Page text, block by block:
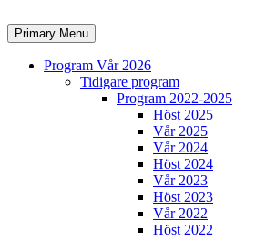
to
content
Search
Primary Menu
Program Vår 2026
Tidigare program
Program 2022-2025
Höst 2025
Vår 2025
Vår 2024
Höst 2024
Vår 2023
Höst 2023
Vår 2022
Höst 2022